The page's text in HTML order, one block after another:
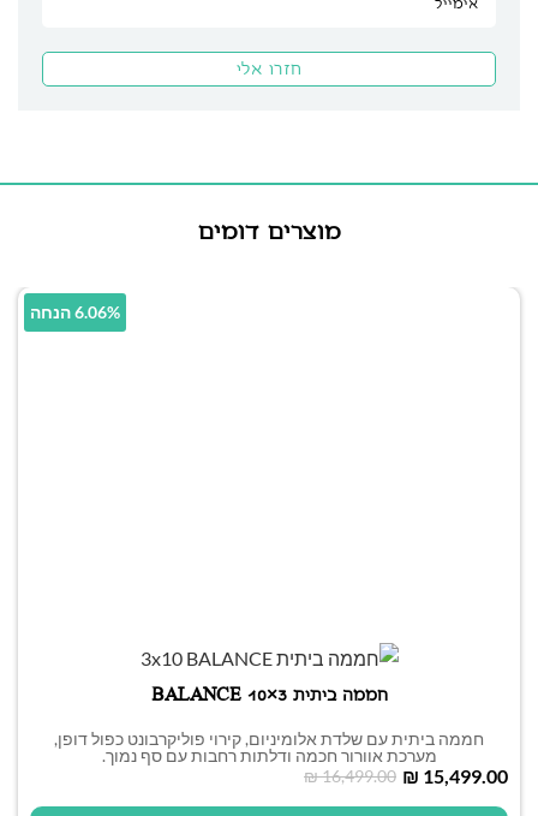
מוצרים דומים
6.06% הנחה
חממה ביתית 3×10 BALANCE
חממה ביתית עם שלדת אלומיניום, קירוי פוליקרבונט כפול דופן,
מערכת אוורור חכמה ודלתות רחבות עם סף נמוך.
₪16,499.00 ₪ 15,499.00